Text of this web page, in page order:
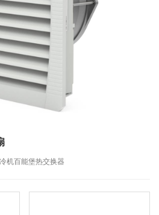
机百能堡热交换器